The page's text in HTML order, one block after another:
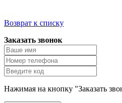
Возврат к списку
Заказать звонок
Нажимая на кнопку "Заказать